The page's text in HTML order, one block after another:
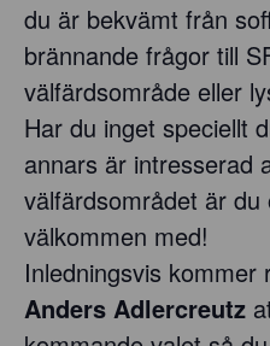
du är bekvämt från
brännande frågor till
välfärdsområde eller
Har du inget speciellt
annars är intresserad
välfärdsområdet är du
välkommen med!
Inledningsvis kommer
Anders Adlercreutz